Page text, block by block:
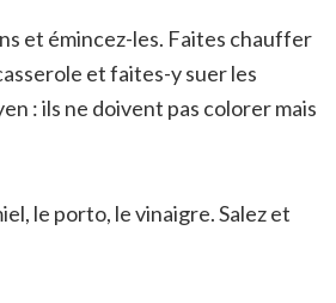
et émincez-les. Faites chauffer
et faites-y suer les
: ils ne doivent pas colorer mais
le porto, le vinaigre. Salez et